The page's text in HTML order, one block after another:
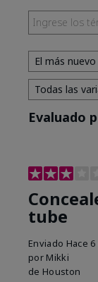
Evaluado
tube
Enviado Hace
por Mikki
de Houston